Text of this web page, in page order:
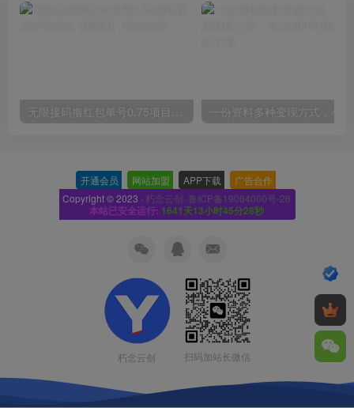
开通会员 网站加盟 APP下载 广告合作
Copyright © 2023 · 朽念云创· 鲁ICP备19064000号-26
本站已安全运行: 1641天13小时45分29秒
朽念云创 扫码加站长微信